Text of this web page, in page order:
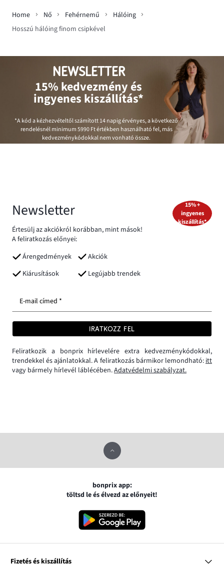
Home Nő Fehérnemű
Hálóing
Hosszú hálóing finom csipkével
NEWSLETTER
15% kedvezmény és
ingyenes kiszállítás*
*A kód a kézhezvételtől számított 14 napig érvényes, a következő
rendelésnél minimum5990 Ftértékben használható fel, más
kedvezménykódokkal nem vonható össze.
Newsletter
Értesülj az akciókról korábban, mint mások!
A feliratkozás előnyei:
Árengedmények
Akciók
Kiárusítások
Legújabb trendek
15% +
ingyenes
kiszállítás*
E-mail címed *
IRATKOZZ FEL
Feliratkozik a bonprix hírlevelére extra kedvezménykódokkal,
trendekkel és ajánlatokkal. A feliratkozás bármikor lemondható: itt
vagy bármely hírlevél láblécében.Adatvédelmi szabályzat.
bonprix app:
töltsd le és élvezd az előnyeit!
Fizetés és kiszállítás